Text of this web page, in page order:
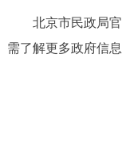
北京市民政局官
需了解更多政府信